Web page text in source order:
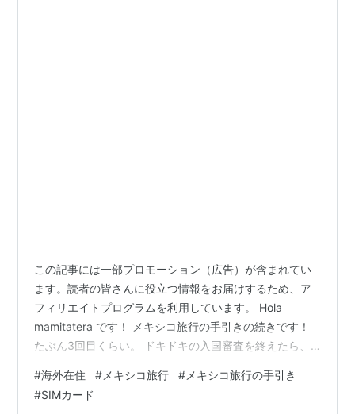
この記事には一部プロモーション（広告）が含まれてい
ます。読者の皆さんに役立つ情報をお届けするため、ア
フィリエイトプログラムを利用しています。 Hola
mamitatera です！ メキシコ旅行の手引きの続きです！
たぶん3回目くらい。 ドキドキの入国審査を終えたら、
ったら甘い！笑…とはいえ、数日間の観光ならそこまで
構えなくても大丈夫かもしれません。 荷物受け取りで気
#海外在住 # メキシコ旅行 # メキシコ旅行の手引き
#SIMカード